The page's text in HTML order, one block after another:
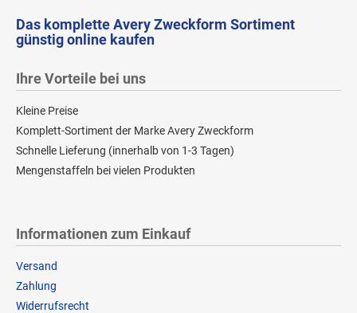
Das komplette Avery Zweckform Sortiment
günstig online kaufen
Ihre Vorteile bei uns
Kleine Preise
Komplett-Sortiment der Marke Avery Zweckform
Schnelle Lieferung (innerhalb von 1-3 Tagen)
Mengenstaffeln bei vielen Produkten
Informationen zum Einkauf
Versand
Zahlung
Widerrufsrecht